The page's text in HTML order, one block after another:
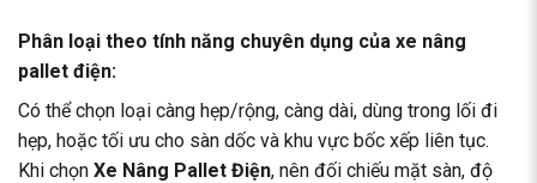
Phân loại theo tính năng chuyên dụng của xe nâng
pallet điện:
Có thể chọn loại càng hẹp/rộng, càng dài, dùng trong lối đi
hẹp, hoặc tối ưu cho sàn dốc và khu vực bốc xếp liên tục.
Khi chọn Xe Nâng Pallet Điện, nên đối chiếu mặt sàn, độ